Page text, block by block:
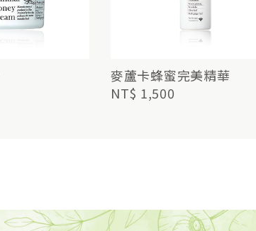
麥蘆卡蜂蜜完美精華
NT$ 1,500